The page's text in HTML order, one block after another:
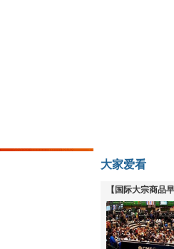
大家爱看
【国际大宗商品
下跌